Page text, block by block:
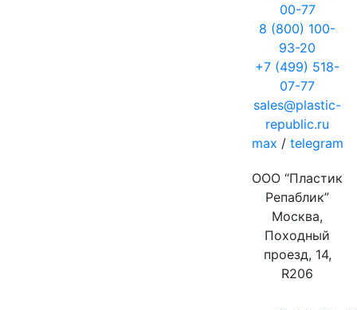
00-77
8 (800) 100-
93-20
+7 (499) 518-
07-77
sales@plastic-
republic.ru
max / telegram
ООО “Пластик
Репаблик”
Москва,
Походный
проезд, 14,
R206